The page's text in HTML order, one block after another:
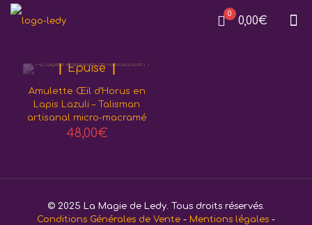
0
0,00€
Epuisé
Amulette Œil d’Horus en
Lapis Lazuli – Talisman
artisanal micro-macramé
48,00€
© 2025 La Magie de Ledy. Tous droits réservés.
Conditions Générales de Vente - Mentions légales -